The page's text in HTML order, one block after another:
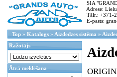
SIA
Adrese:
Tālr.: +371-
E-pasts:
Top » Katalogs » Aizdedzes sistēma »
Ražotājs
Ātrā meklēšana